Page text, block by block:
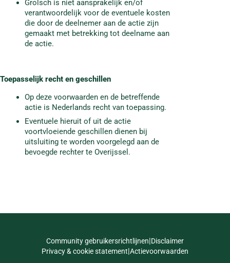
Grolsch is niet aansprakelijk en/of
verantwoordelijk voor de eventuele kosten
die door de deelnemer aan de actie zijn
gemaakt met betrekking tot deelname aan
de actie.
Toepasselijk recht en geschillen
Op deze voorwaarden en de betreffende
actie is Nederlands recht van toepassing.
Eventuele hieruit of uit de actie
voortvloeiende geschillen dienen bij
uitsluiting te worden voorgelegd aan de
bevoegde rechter te Overijssel.
Ons verhaal
Boek
Community gebruikersrichtlijnen Disclaimer
Privacy & cookie statement Actievoorwaarden